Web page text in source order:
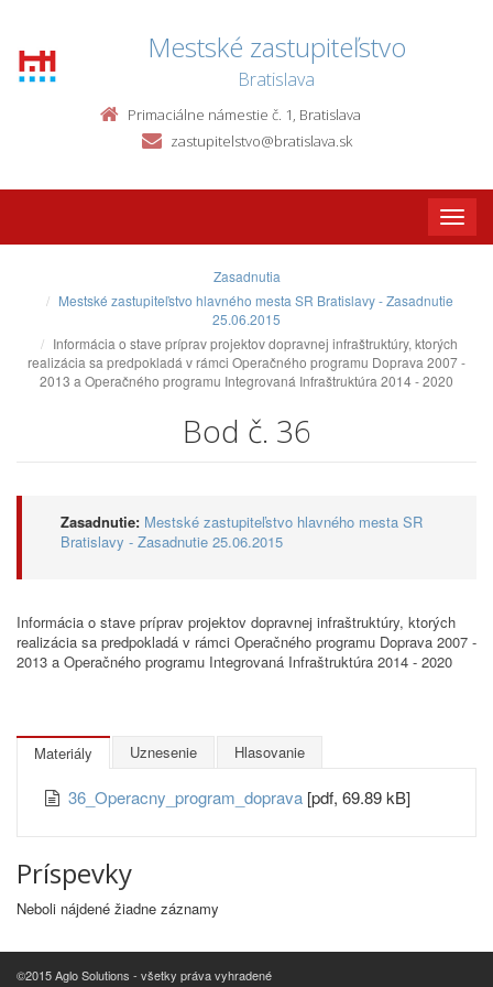
Mestské zastupiteľstvo
Bratislava
Primaciálne námestie č. 1, Bratislava
zastupitelstvo@bratislava.sk
Toggle
Zasadnutia
Mestské zastupiteľstvo hlavného mesta SR Bratislavy - Zasadnutie
25.06.2015
Informácia o stave príprav projektov dopravnej infraštruktúry, ktorých
realizácia sa predpokladá v rámci Operačného programu Doprava 2007 -
2013 a Operačného programu Integrovaná Infraštruktúra 2014 - 2020
Bod č. 36
Zasadnutie: Mestské zastupiteľstvo hlavného mesta SR
Bratislavy - Zasadnutie 25.06.2015
Informácia o stave príprav projektov dopravnej infraštruktúry, ktorých
realizácia sa predpokladá v rámci Operačného programu Doprava 2007 -
2013 a Operačného programu Integrovaná Infraštruktúra 2014 - 2020
Materiály Uznesenie Hlasovanie
36_Operacny_program_doprava [pdf, 69.89 kB]
Príspevky
Neboli nájdené žiadne záznamy
©2015 Aglo Solutions - všetky práva vyhradené